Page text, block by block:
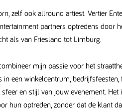
zelf ook allround artiest. Vertier
partners optredens door
als van Friesland tot Limburg.
mijn passie voor het
een winkelcentrum, bedrijfsfeesten,
en stijl van jouw evenement.
hun optreden, zonder dat de klant